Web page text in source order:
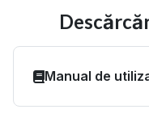
Manual de